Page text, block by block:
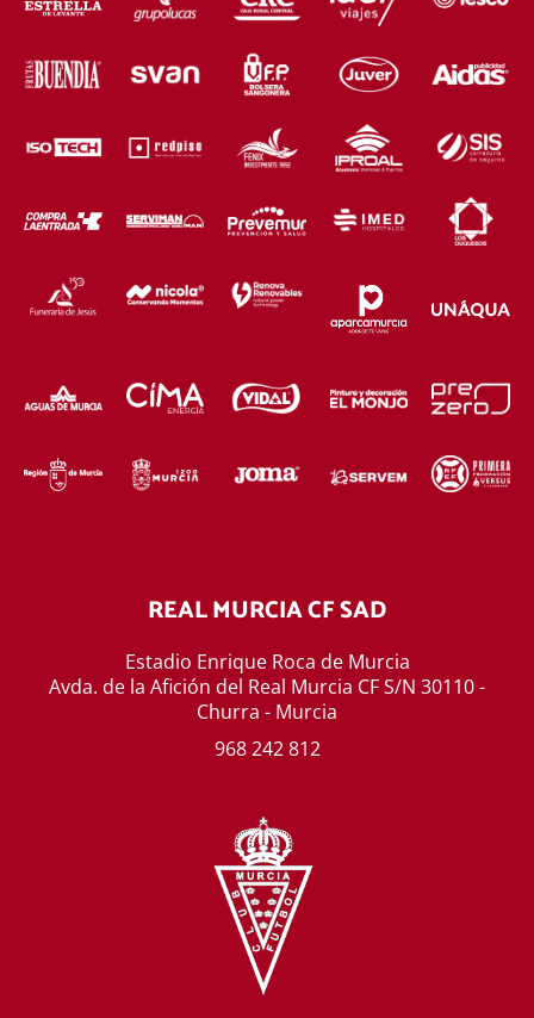
REAL MURCIA CF SAD
Estadio Enrique Roca de Murcia
Avda. de la Afición del Real Murcia CF S/N 30110 -
Churra - Murcia
968 242 812